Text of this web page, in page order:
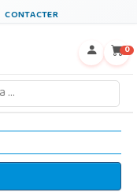
CONTACTER
0